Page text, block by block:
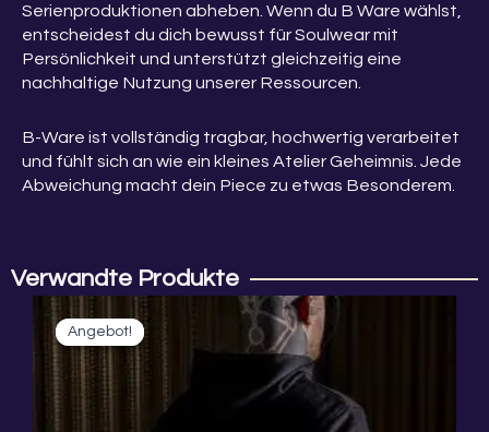
Serienproduktionen abheben. Wenn du B Ware wählst,
entscheidest du dich bewusst für Soulwear mit
Persönlichkeit und unterstützt gleichzeitig eine
nachhaltige Nutzung unserer Ressourcen.
B-Ware ist vollständig tragbar, hochwertig verarbeitet
und fühlt sich an wie ein kleines Atelier Geheimnis. Jede
Abweichung macht dein Piece zu etwas Besonderem.
Verwandte Produkte
Angebot!
Angebot!
Ursprünglicher
Preis
war:
98,00 €
Aktueller
Preis
ist:
78,00 €.
Dieses
Produkt
weist
mehrere